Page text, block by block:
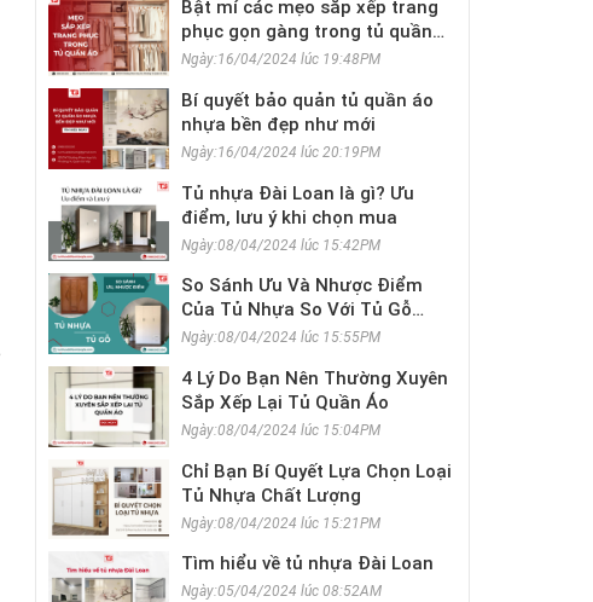
Bật mí các mẹo sắp xếp trang
phục gọn gàng trong tủ quần
áo
Ngày:16/04/2024 lúc 19:48PM
Bí quyết bảo quản tủ quần áo
nhựa bền đẹp như mới
Ngày:16/04/2024 lúc 20:19PM
Tủ nhựa Đài Loan là gì? Ưu
điểm, lưu ý khi chọn mua
Ngày:08/04/2024 lúc 15:42PM
So Sánh Ưu Và Nhược Điểm
Của Tủ Nhựa So Với Tủ Gỗ
Thông Thường
Ngày:08/04/2024 lúc 15:55PM
4 Lý Do Bạn Nên Thường Xuyên
Sắp Xếp Lại Tủ Quần Áo
Ngày:08/04/2024 lúc 15:04PM
Chỉ Bạn Bí Quyết Lựa Chọn Loại
Tủ Nhựa Chất Lượng
Ngày:08/04/2024 lúc 15:21PM
Tìm hiểu về tủ nhựa Đài Loan
Ngày:05/04/2024 lúc 08:52AM